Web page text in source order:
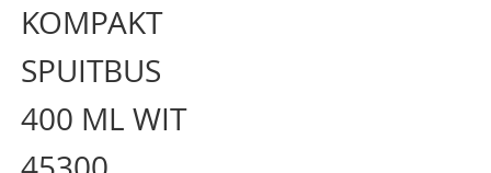
van
de
afbeeldingen-
gallerij
KOMPAKT
SPUITBUS
400 ML WIT